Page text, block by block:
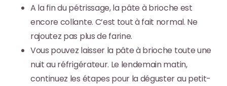
A la fin du pétrissage, la pâte à brioche est
encore collante. C’est tout à fait normal. Ne
rajoutez pas plus de farine.
Vous pouvez laisser la pâte à brioche toute une
nuit au réfrigérateur. Le lendemain matin,
continuez les étapes pour la déguster au petit-